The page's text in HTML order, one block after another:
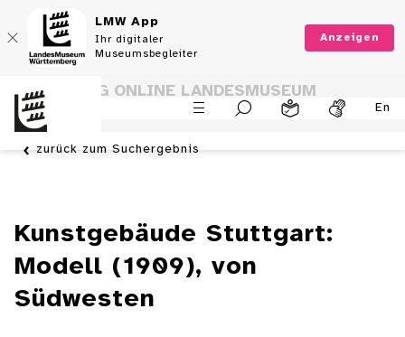
LMW App
Ihr digitaler
Museumsbegleiter
Anzeigen
En
SAMMLUNG ONLINE LANDESMUSEUM
WÜRTTEMBERG
zurück zum Suchergebnis
Kunstgebäude Stuttgart:
Modell (1909), von
Südwesten